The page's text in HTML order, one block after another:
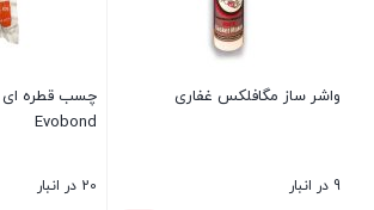
واشر ساز مگافلکس غفاری
9 در انبار
Evobond
20 در انبار